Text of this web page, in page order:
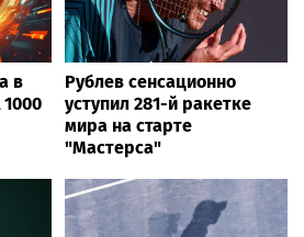
в
Рублев сенсационно
уступил 281-й ракетке
мира на старте
"Мастерса"